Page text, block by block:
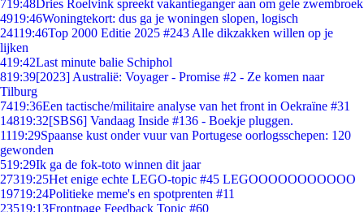
719:48Dries Roelvink spreekt vakantieganger aan om gele zwembroek
4919:46Woningtekort: dus ga je woningen slopen, logisch
24119:46Top 2000 Editie 2025 #243 Alle dikzakken willen op je
lijken
419:42Last minute balie Schiphol
819:39[2023] Australië: Voyager - Promise #2 - Ze komen naar
Tilburg
7419:36Een tactische/militaire analyse van het front in Oekraïne #31
14819:32[SBS6] Vandaag Inside #136 - Boekje pluggen.
1119:29Spaanse kust onder vuur van Portugese oorlogsschepen: 120
gewonden
519:29Ik ga de fok-toto winnen dit jaar
27319:25Het enige echte LEGO-topic #45 LEGOOOOOOOOOOO
19719:24Politieke meme's en spotprenten #11
23519:13Frontpage Feedback Topic #60